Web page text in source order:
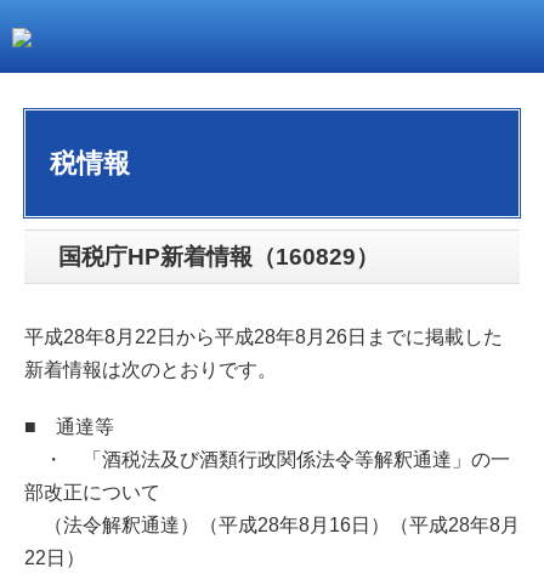
税情報
国税庁HP新着情報（160829）
平成28年8月22日から平成28年8月26日までに掲載した
新着情報は次のとおりです。
■ 通達等
・ 「酒税法及び酒類行政関係法令等解釈通達」の一
部改正について
（法令解釈通達）（平成28年8月16日）（平成28年8月
22日）